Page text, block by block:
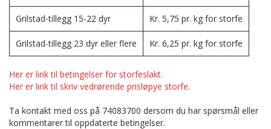
Grilstad-tillegg 15-22 dyr Kr. 5,75 pr. kg for storfe
Grilstad-tillegg 23 dyr eller flere Kr. 6,25 pr. kg for storfe
Her er link til betingelser for storfeslakt.
Her er link til skriv vedrørende prisløpye storfe.
Ta kontakt med oss på 74083700 dersom du har spørsmål eller
kommentarer til oppdaterte betingelser.